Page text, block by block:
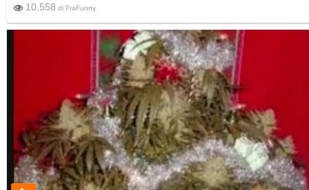
10.558 di FraFunny